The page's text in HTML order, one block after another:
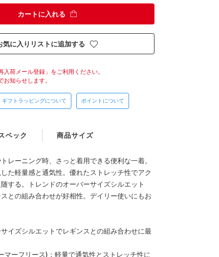
カートに入れる
気に入りリストに追加する
入荷メール登録」をご利用ください。
知らせします。
ギフトラッピングについて ポイントについて
レーニング時、さっと着用できる便利な一着。
た軽量感と通気性。優れたストレッチ性でアク
する。トレンドのオーバーサイズシルエット
との組み合わせが好相性。デイリー使いにもお
イズシルエットでレギンスとの組み合わせに最
ーフリース)：軽量で通気性とストレッチ性に
ペック 商品サイズ